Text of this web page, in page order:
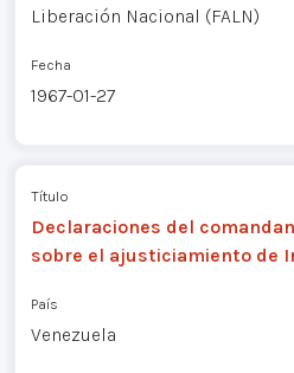
Liberación Nacional (FALN)
Fecha
1967-01-27
Título
Declaraciones del
sobre el ajusticiamiento de
País
Venezuela